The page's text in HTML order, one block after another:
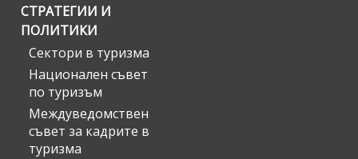
СТРАТЕГИИ И
ПОЛИТИКИ
Сектори в туризма
Национален съвет
по туризъм
Междуведомствен
съвет за кадрите в
туризма